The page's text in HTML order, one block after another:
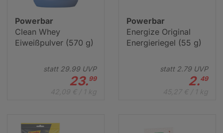
Powerbar
Clean Whey
Eiweißpulver (570 g)
statt 29.99UVP
23.99
Powerbar
Energize Original
Energieriegel (55 g)
statt 2.79UVP
2.49